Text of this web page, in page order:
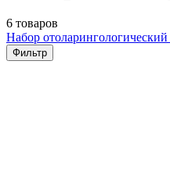
6 товаров
Набор отоларингологический
Фильтр